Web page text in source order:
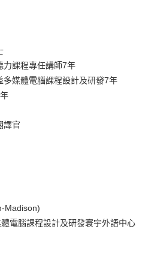
課程專任講師7年
媒體電腦課程設計及研發7年
譯官
Madison)
電腦課程設計及研發寰宇外語中心